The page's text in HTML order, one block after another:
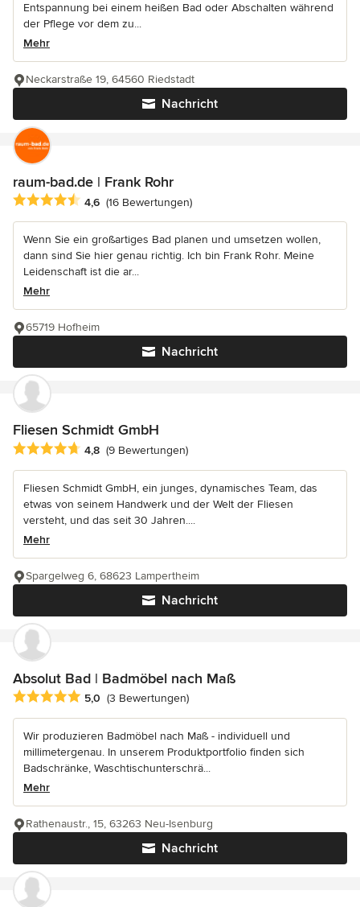
Entspannung bei einem heißen Bad oder Abschalten während
der Pflege vor dem zu...
Mehr
Nachricht
Neckarstraße 19, 64560 Riedstadt
raum-bad.de | Frank Rohr
Durchschnittliche Bewertung: 4.6 von 5 Sternen
4,6 (16 Bewertungen)
Wenn Sie ein großartiges Bad planen und umsetzen wollen,
dann sind Sie hier genau richtig. Ich bin Frank Rohr. Meine
Leidenschaft ist die ar...
Mehr
Nachricht
65719 Hofheim
Fliesen Schmidt GmbH
Durchschnittliche Bewertung: 4.8 von 5 Sternen
4,8 (9 Bewertungen)
Fliesen Schmidt GmbH, ein junges, dynamisches Team, das
etwas von seinem Handwerk und der Welt der Fliesen
versteht, und das seit 30 Jahren....
Mehr
Nachricht
Spargelweg 6, 68623 Lampertheim
Absolut Bad | Badmöbel nach Maß
Durchschnittliche Bewertung: 5 von 5 Sternen
5,0 (3 Bewertungen)
Wir produzieren Badmöbel nach Maß - individuell und
millimetergenau. In unserem Produktportfolio finden sich
Badschränke, Waschtischunterschrä...
Mehr
Nachricht
Rathenaustr., 15, 63263 Neu-Isenburg